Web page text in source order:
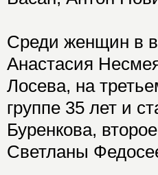
Среди женщин в
Анастасия
Лосева, на
группе 35 лет и
Буренкова,
Светланы